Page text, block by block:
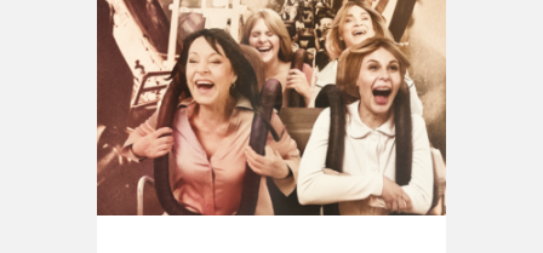
Lomas kino un TV:
Gabriela (TV seriāls "Ēnu spēles",
rež. I.Gorodecka, 2012).
Apbalvojumi:
2025/2026 - "Spēlmaņu nakts"